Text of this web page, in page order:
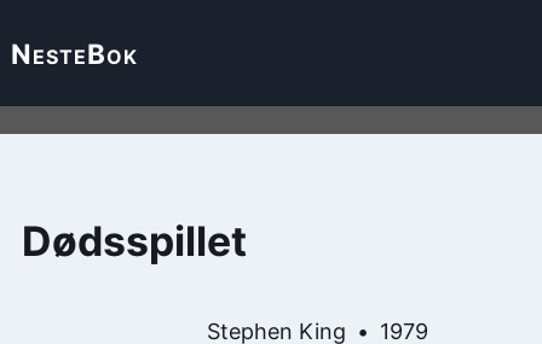
NesteBok
Dødsspillet
Stephen King 1979